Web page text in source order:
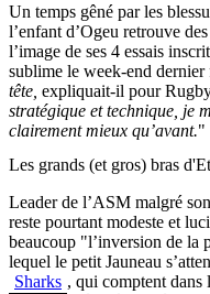
Un temps gêné par les
l’enfant d’Ogeu retrouve
l’image de ses 4 essais
sublime le week-end dernier
tête, expliquait-il pour
stratégique et technique, je
clairement mieux qu’avant."
Les grands (et gros) bras
Leader de l’ASM malgré
reste pourtant modeste et
beaucoup "l’inversion de la
lequel le petit Jauneau
Sharks , qui comptent dans